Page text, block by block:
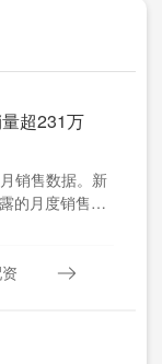
超231万
销售数据。新
的月度销售数